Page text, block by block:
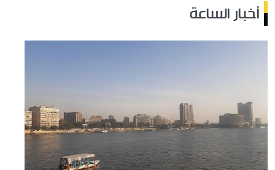
أخبار الساعة